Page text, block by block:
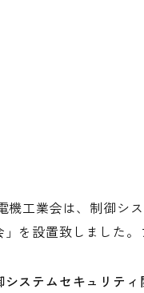
機工業会は、制御シ
を設置致しました
システムセキュリテ